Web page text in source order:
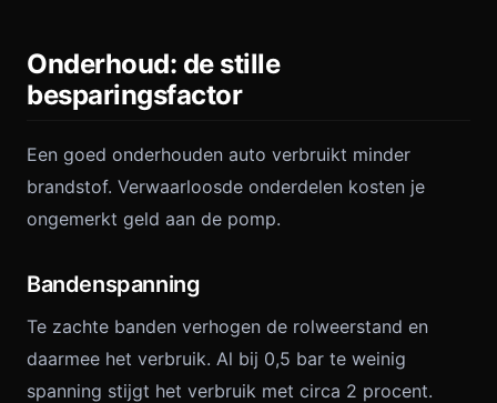
Onderhoud: de stille
besparingsfactor
Een goed onderhouden auto verbruikt minder
brandstof. Verwaarloosde onderdelen kosten je
ongemerkt geld aan de pomp.
Bandenspanning
Te zachte banden verhogen de rolweerstand en
daarmee het verbruik. Al bij 0,5 bar te weinig
spanning stijgt het verbruik met circa 2 procent.